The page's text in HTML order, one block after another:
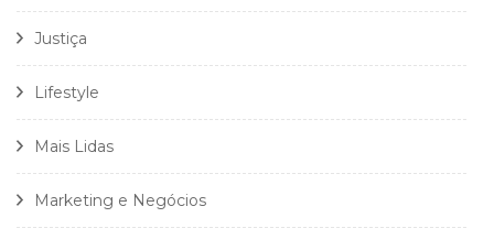
Justiça
Lifestyle
Mais Lidas
Marketing e Negócios